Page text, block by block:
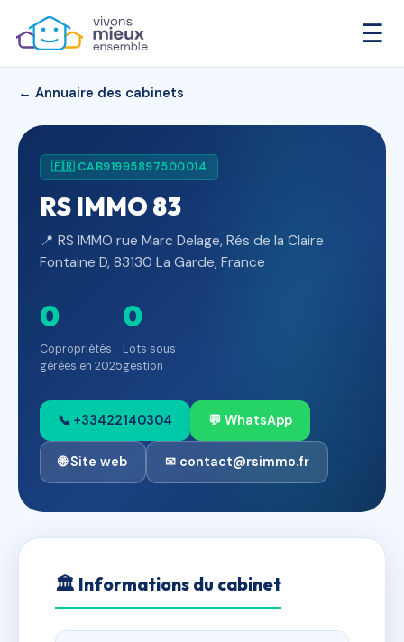
☰
← Annuaire des cabinets
🇫🇷 CAB91995897500014
RS IMMO 83
📍 RS IMMO rue Marc Delage, Rés de la Claire
Fontaine D, 83130 La Garde, France
0
Copropriétés
gérées en 2025
0
Lots sous
gestion
📞 +33422140304 💬 WhatsApp
🌐 Site web ✉ contact@rsimmo.fr
🏛 Informations du cabinet